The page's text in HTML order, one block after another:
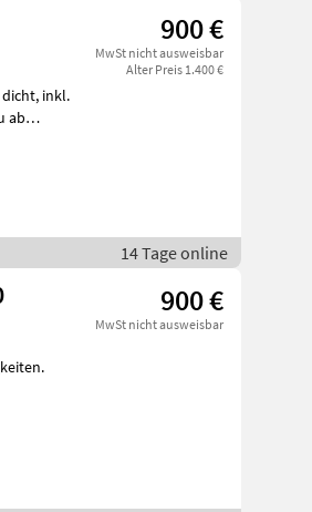
900 €
MwSt nicht ausweisbar
Alter Preis 1.400 €
14 Tage online
900 €
MwSt nicht ausweisbar